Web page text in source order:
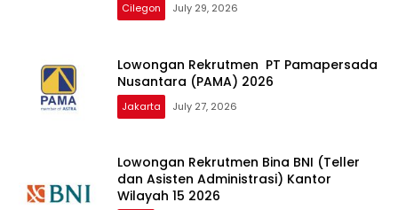
Cilegon July 29, 2026
Lowongan Rekrutmen PT Pamapersada
Nusantara (PAMA) 2026
Jakarta July 27, 2026
Lowongan Rekrutmen Bina BNI (Teller
dan Asisten Administrasi) Kantor
Wilayah 15 2026